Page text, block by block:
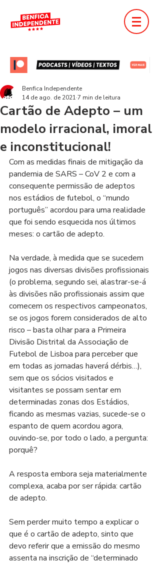
Cartão de Adepto – um
modelo irracional, imoral
e inconstitucional!
Benfica Independente
14 de ago. de 2021 7 min de leitura
Com as medidas finais de mitigação da
pandemia de SARS – CoV 2 e com a
consequente permissão de adeptos
nos estádios de futebol, o “mundo
português” acordou para uma realidade
que foi sendo esquecida nos últimos
meses: o cartão de adepto.
Na verdade, à medida que se sucedem
jogos nas diversas divisões profissionais
(o problema, segundo sei, alastrar-se-á
às divisões não profissionais assim que
comecem os respectivos campeonatos,
se os jogos forem considerados de alto
risco – basta olhar para a Primeira
Divisão Distrital da Associação de
Futebol de Lisboa para perceber que
em todas as jornadas haverá dérbis…),
sem que os sócios visitados e
visitantes se possam sentar em
determinadas zonas dos Estádios,
ficando as mesmas vazias, sucede-se o
espanto de quem acordou agora,
ouvindo-se, por todo o lado, a pergunta:
porquê?
A resposta embora seja materialmente
complexa, acaba por ser rápida: cartão
de adepto.
Sem perder muito tempo a explicar o
que é o cartão de adepto, sinto que
devo referir que a emissão do mesmo
assenta na inscrição de “determinado